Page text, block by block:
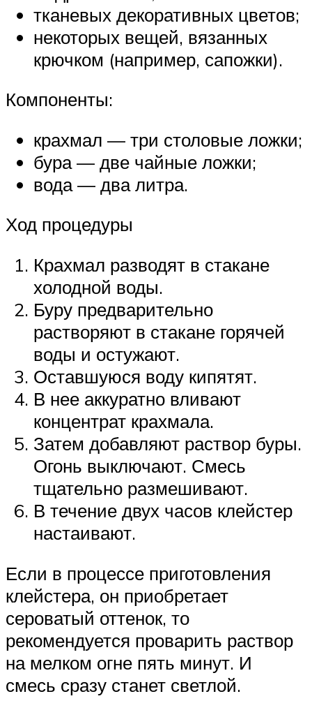
тканевых декоративных цветов;
некоторых вещей, вязанных
крючком (например, сапожки).
Компоненты:
крахмал — три столовые ложки;
бура — две чайные ложки;
вода — два литра.
Ход процедуры
Крахмал разводят в стакане
холодной воды.
Буру предварительно
растворяют в стакане горячей
воды и остужают.
Оставшуюся воду кипятят.
В нее аккуратно вливают
концентрат крахмала.
Затем добавляют раствор буры.
Огонь выключают. Смесь
тщательно размешивают.
В течение двух часов клейстер
настаивают.
Если в процессе приготовления
клейстера, он приобретает
сероватый оттенок, то
рекомендуется проварить раствор
на мелком огне пять минут. И
смесь сразу станет светлой.